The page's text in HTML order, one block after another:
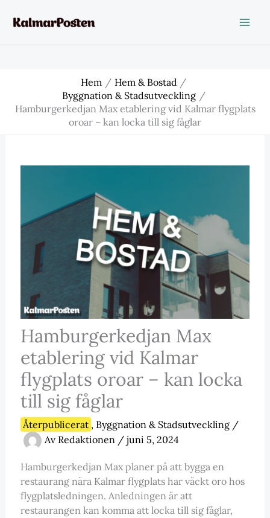
Hem
Hem & Bostad
Byggnation & Stadsutveckling
Hamburgerkedjan Max etablering vid Kalmar flygplats
oroar – kan locka till sig fåglar
Hamburgerkedjan Max
etablering vid Kalmar
flygplats oroar – kan locka
till sig fåglar
Återpublicerat , Byggnation & Stadsutveckling/
Av Redaktionen / juni 5, 2024
Hamburgerkedjan Max planer på att bygga en
restaurang nära Kalmar flygplats har väckt oro hos
flygplatsledningen. Anledningen är att
restaurangen kan komma att locka till sig fåglar,